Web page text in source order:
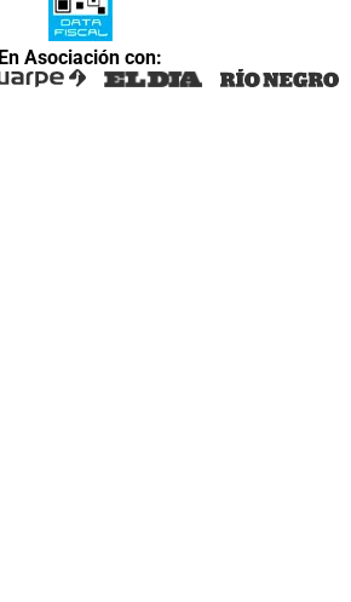
En Asociación con: